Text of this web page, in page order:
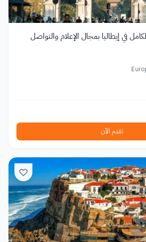
في إيطاليا بمجال الإعلام والتواصل
تقدم الآن